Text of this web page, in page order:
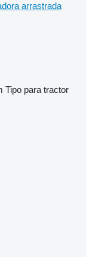
arrastrada
Tipo para tractor